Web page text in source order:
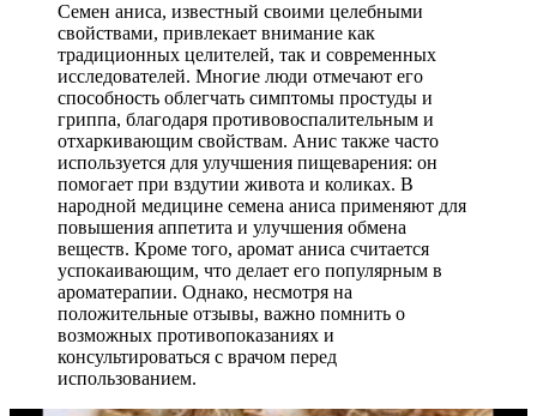
Семен аниса, известный своими целебными
свойствами, привлекает внимание как
традиционных целителей, так и современных
исследователей. Многие люди отмечают его
способность облегчать симптомы простуды и
гриппа, благодаря противовоспалительным и
отхаркивающим свойствам. Анис также часто
используется для улучшения пищеварения: он
помогает при вздутии живота и коликах. В
народной медицине семена аниса применяют для
повышения аппетита и улучшения обмена
веществ. Кроме того, аромат аниса считается
успокаивающим, что делает его популярным в
ароматерапии. Однако, несмотря на
положительные отзывы, важно помнить о
возможных противопоказаниях и
консультироваться с врачом перед
использованием.